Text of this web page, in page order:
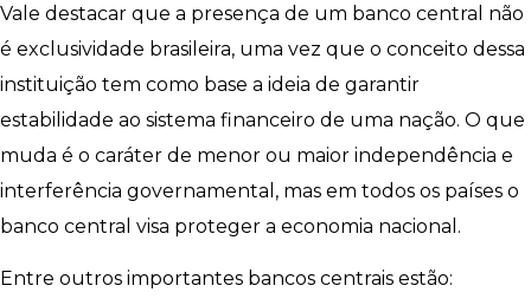
Vale destacar que a presença de um banco central não
é exclusividade brasileira, uma vez que o conceito dessa
instituição tem como base a ideia de garantir
estabilidade ao sistema financeiro de uma nação. O que
muda é o caráter de menor ou maior independência e
interferência governamental, mas em todos os países o
banco central visa proteger a economia nacional.
Entre outros importantes bancos centrais estão: